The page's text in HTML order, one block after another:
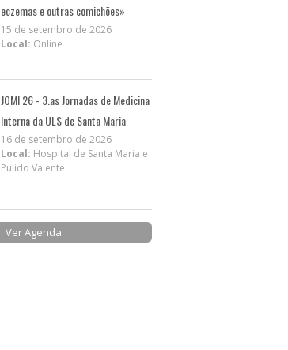
eczemas e outras comichões»
15 de setembro de 2026
Local: Online
JOMI 26 - 3.as Jornadas de Medicina
Interna da ULS de Santa Maria
16 de setembro de 2026
Local: Hospital de Santa Maria e
Pulido Valente
Ver Agenda